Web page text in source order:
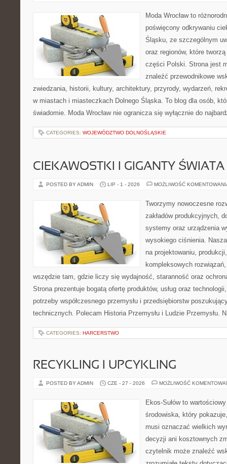
Moda Wrocław to
poświęcony odkrywaniu
Śląsku, ze szczególnym
oraz regionów, które
części Polski. Strona jest
znaleźć przewodnikowe
zwiedzania, historii, kultury, architektury, przyrody, wydarzeń,
w miastach i miasteczkach Dolnego Śląska. To blog dla osób,
świadomie. Moda Wrocław nie ogranicza się wyłącznie do
CATEGORIES: WOJEWÓDZTWO DOLNOŚLĄSKIE
CIEKAWOSTKI I GIGANTY ŚWIATA
POSTED BY ADMIN LIP - 1 - 2026 MOŻLIWOŚĆ
Tworzymy nowoczesne
zakładów produkcyjnych,
systemy oraz urządzenia
wysokiego ciśnienia.
na projektowaniu,
kompleksowych
wszędzie tam, gdzie liczy się wydajność, staranność oraz
Strona prezentuje bogatą ofertę produktów, usług oraz
potrzeby współczesnego przemysłu i przedsiębiorstw
technicznych. Polecam Historia Przemysłu i Ludzie Przemysłu.
CATEGORIES: HARCERSTWO
RECYKLING I UPCYKLING
POSTED BY ADMIN CZE - 27 - 2026 MOŻLIWOŚĆ
Ekos-Sułów to
środowiska, który
musi oznaczać wielkich
decyzji ani kosztownych
czytelnik może znaleźć